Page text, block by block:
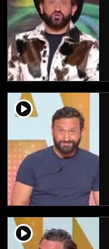
player2
player2